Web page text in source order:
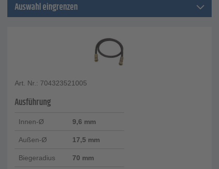
Auswahl eingrenzen
Art. Nr.: 704323521005
Ausführung
Innen-Ø 9,6 mm
Außen-Ø 17,5 mm
Biegeradius 70 mm